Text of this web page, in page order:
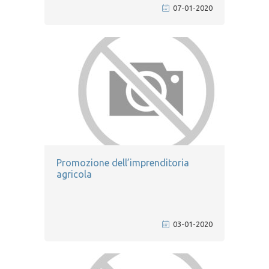
07-01-2020
Promozione dell’imprenditoria
agricola
03-01-2020